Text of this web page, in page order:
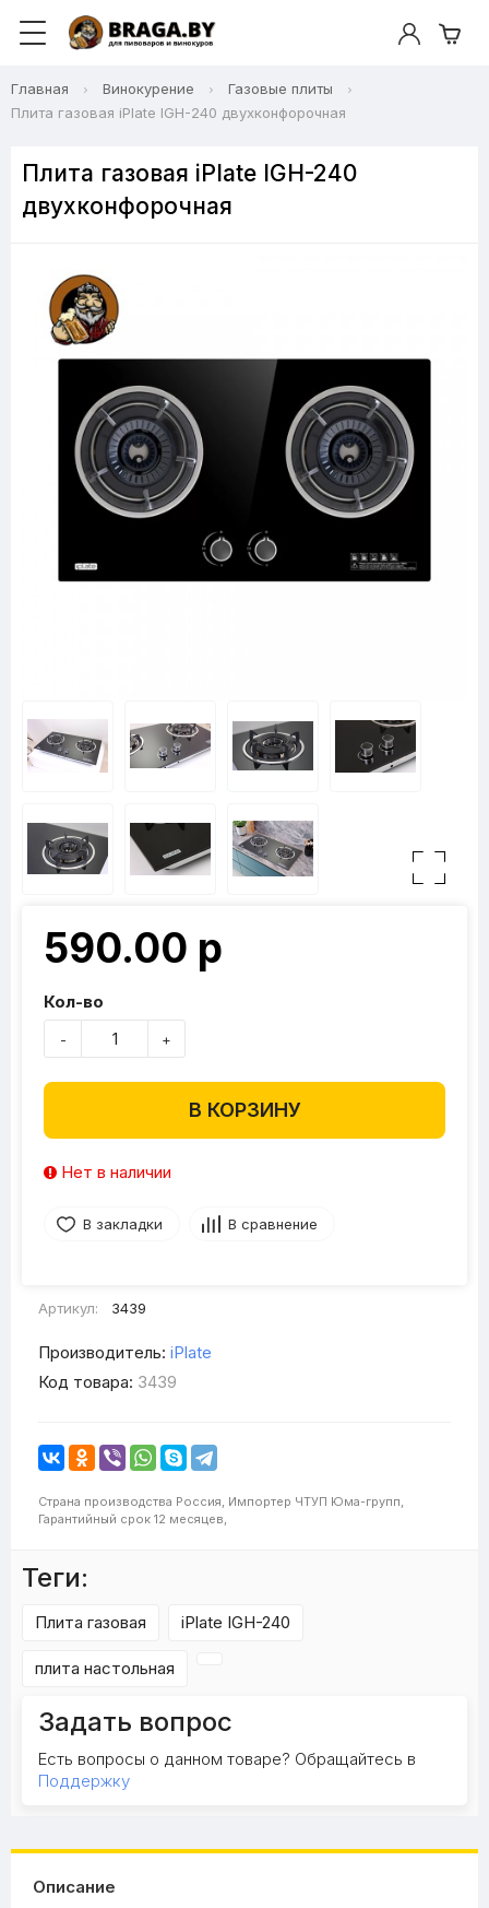
Главная Винокурение
Газовые плиты
Плита газовая iPlate IGH-240 двухконфорочная
Плита газовая iPlate IGH-240
двухконфорочная
590.00 р
Кол-во
- +
В КОРЗИНУ
Нет в наличии
В закладки В сравнение
Артикул: 3439
Производитель: iPlate
Код товара: 3439
Страна производства Россия, Импортер ЧТУП Юма-групп,
Гарантийный срок 12 месяцев,
Теги:
Плита газовая iPlate IGH-240
плита настольная
Задать вопрос
Есть вопросы о данном товаре? Обращайтесь в
Поддержку
Описание